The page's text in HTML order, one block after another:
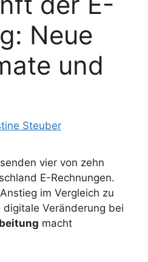
Neue
und
Steuber
vier von zehn
E-Rechnungen.
im Vergleich zu
digitale Veränderung bei
macht